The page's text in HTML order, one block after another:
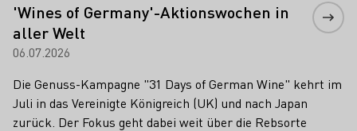
'Wines of Germany'-Aktionswochen in
aller Welt
06.07.2026
Die Genuss-Kampagne "31 Days of German Wine" kehrt im
Juli in das Vereinigte Königreich (UK) und nach Japan
zurück. Der Fokus geht dabei weit über die Rebsorte